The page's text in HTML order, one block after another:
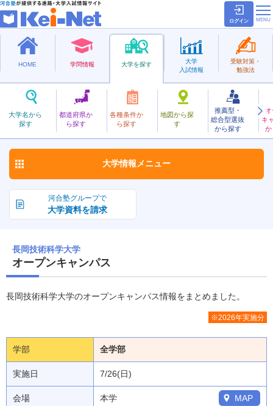
ログイン
HOME 学問情報 大学を探す
大学名から
探す
都道府県か
ら探す
各種条件か
ら探す
地図から探
す
推薦型・
総合型選抜
から探す
キ
か
大学
入試情報
受験対策・
勉強法
国立
ながおかぎじゅつかがく
長岡技術科学大学 お気に入り
河合塾グループで
大学資料を請求
大学情報 メニュー
長岡技術科学大学
オープンキャンパス
長岡技術科学大学のオープンキャンパス情報をまとめました。
※2026年実施分
学部 全学部
実施日 7/26(日)
会場 本学 MAP